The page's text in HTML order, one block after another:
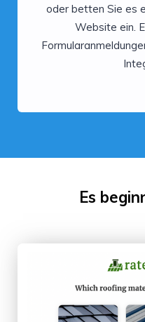
oder betten Sie es
Website ein.
Es